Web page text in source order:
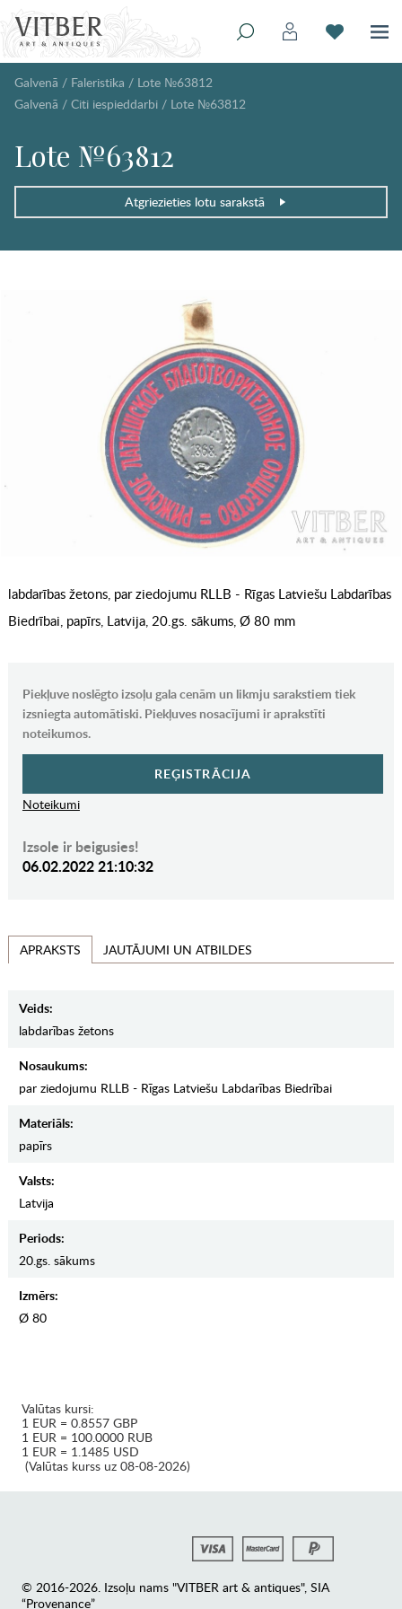
Galvenā / Faleristika / Lote №63812
Galvenā / Citi iespieddarbi / Lote №63812
Lote №63812
Atgriezieties lotu sarakstā
labdarības žetons, par ziedojumu RLLB - Rīgas Latviešu Labdarības
Biedrībai, papīrs, Latvija, 20.gs. sākums, Ø 80 mm
Piekļuve noslēgto izsoļu gala cenām un likmju sarakstiem tiek
izsniegta automātiski. Piekļuves nosacījumi ir aprakstīti
noteikumos.
REĢISTRĀCIJA
Noteikumi
Izsole ir beigusies!
06.02.2022 21:10:32
APRAKSTS JAUTĀJUMI UN ATBILDES
Veids:
labdarības žetons
Nosaukums:
par ziedojumu RLLB - Rīgas Latviešu Labdarības Biedrībai
Materiāls:
papīrs
Valsts:
Latvija
Periods:
20.gs. sākums
Izmērs:
Ø 80
Valūtas kursi:
1 EUR = 0.8557 GBP
1 EUR = 100.0000 RUB
1 EUR = 1.1485 USD
(Valūtas kurss uz 08-08-2026)
© 2016-2026. Izsoļu nams "VITBER art & antiques", SIA
“Provenance”